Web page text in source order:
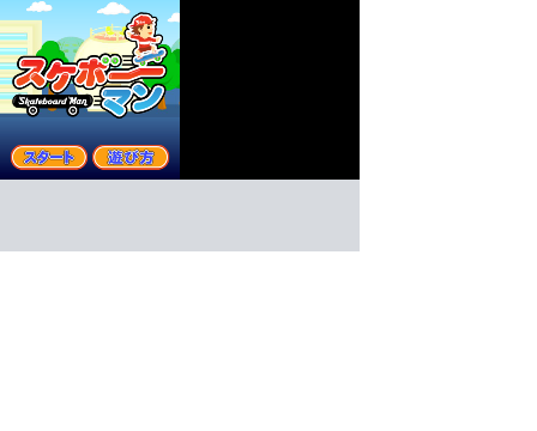
スケボーマン
アクション
ゲーム紹介 -タップでジャンプするスケボーアクション
遊び方 - タップでジャンプ！道の段差にひっかかったり、穴